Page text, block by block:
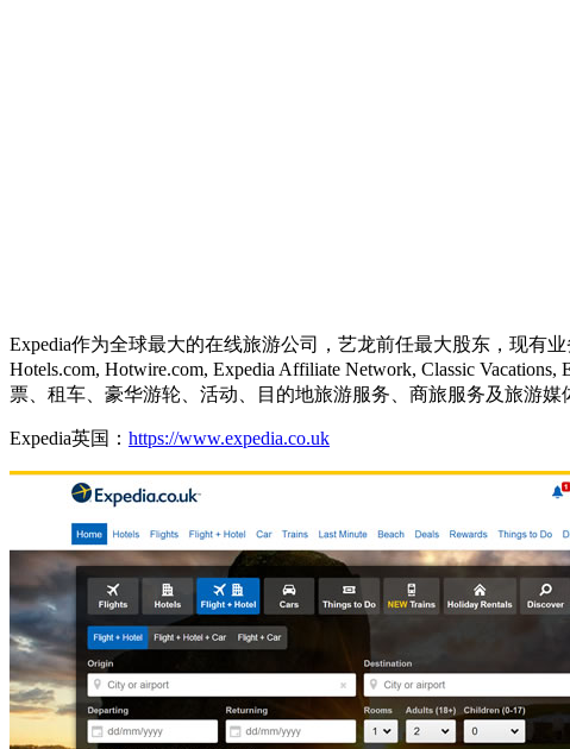
Expedia作为全球最大的在线旅游公司，艺龙前任最大股东，现有
Hotels.com, Hotwire.com, Expedia Affiliate Network, Classic
票、租车、豪华游轮、活动、目的地旅游服务、商旅服务及旅游媒
Expedia英国： https://www.expedia.co.uk